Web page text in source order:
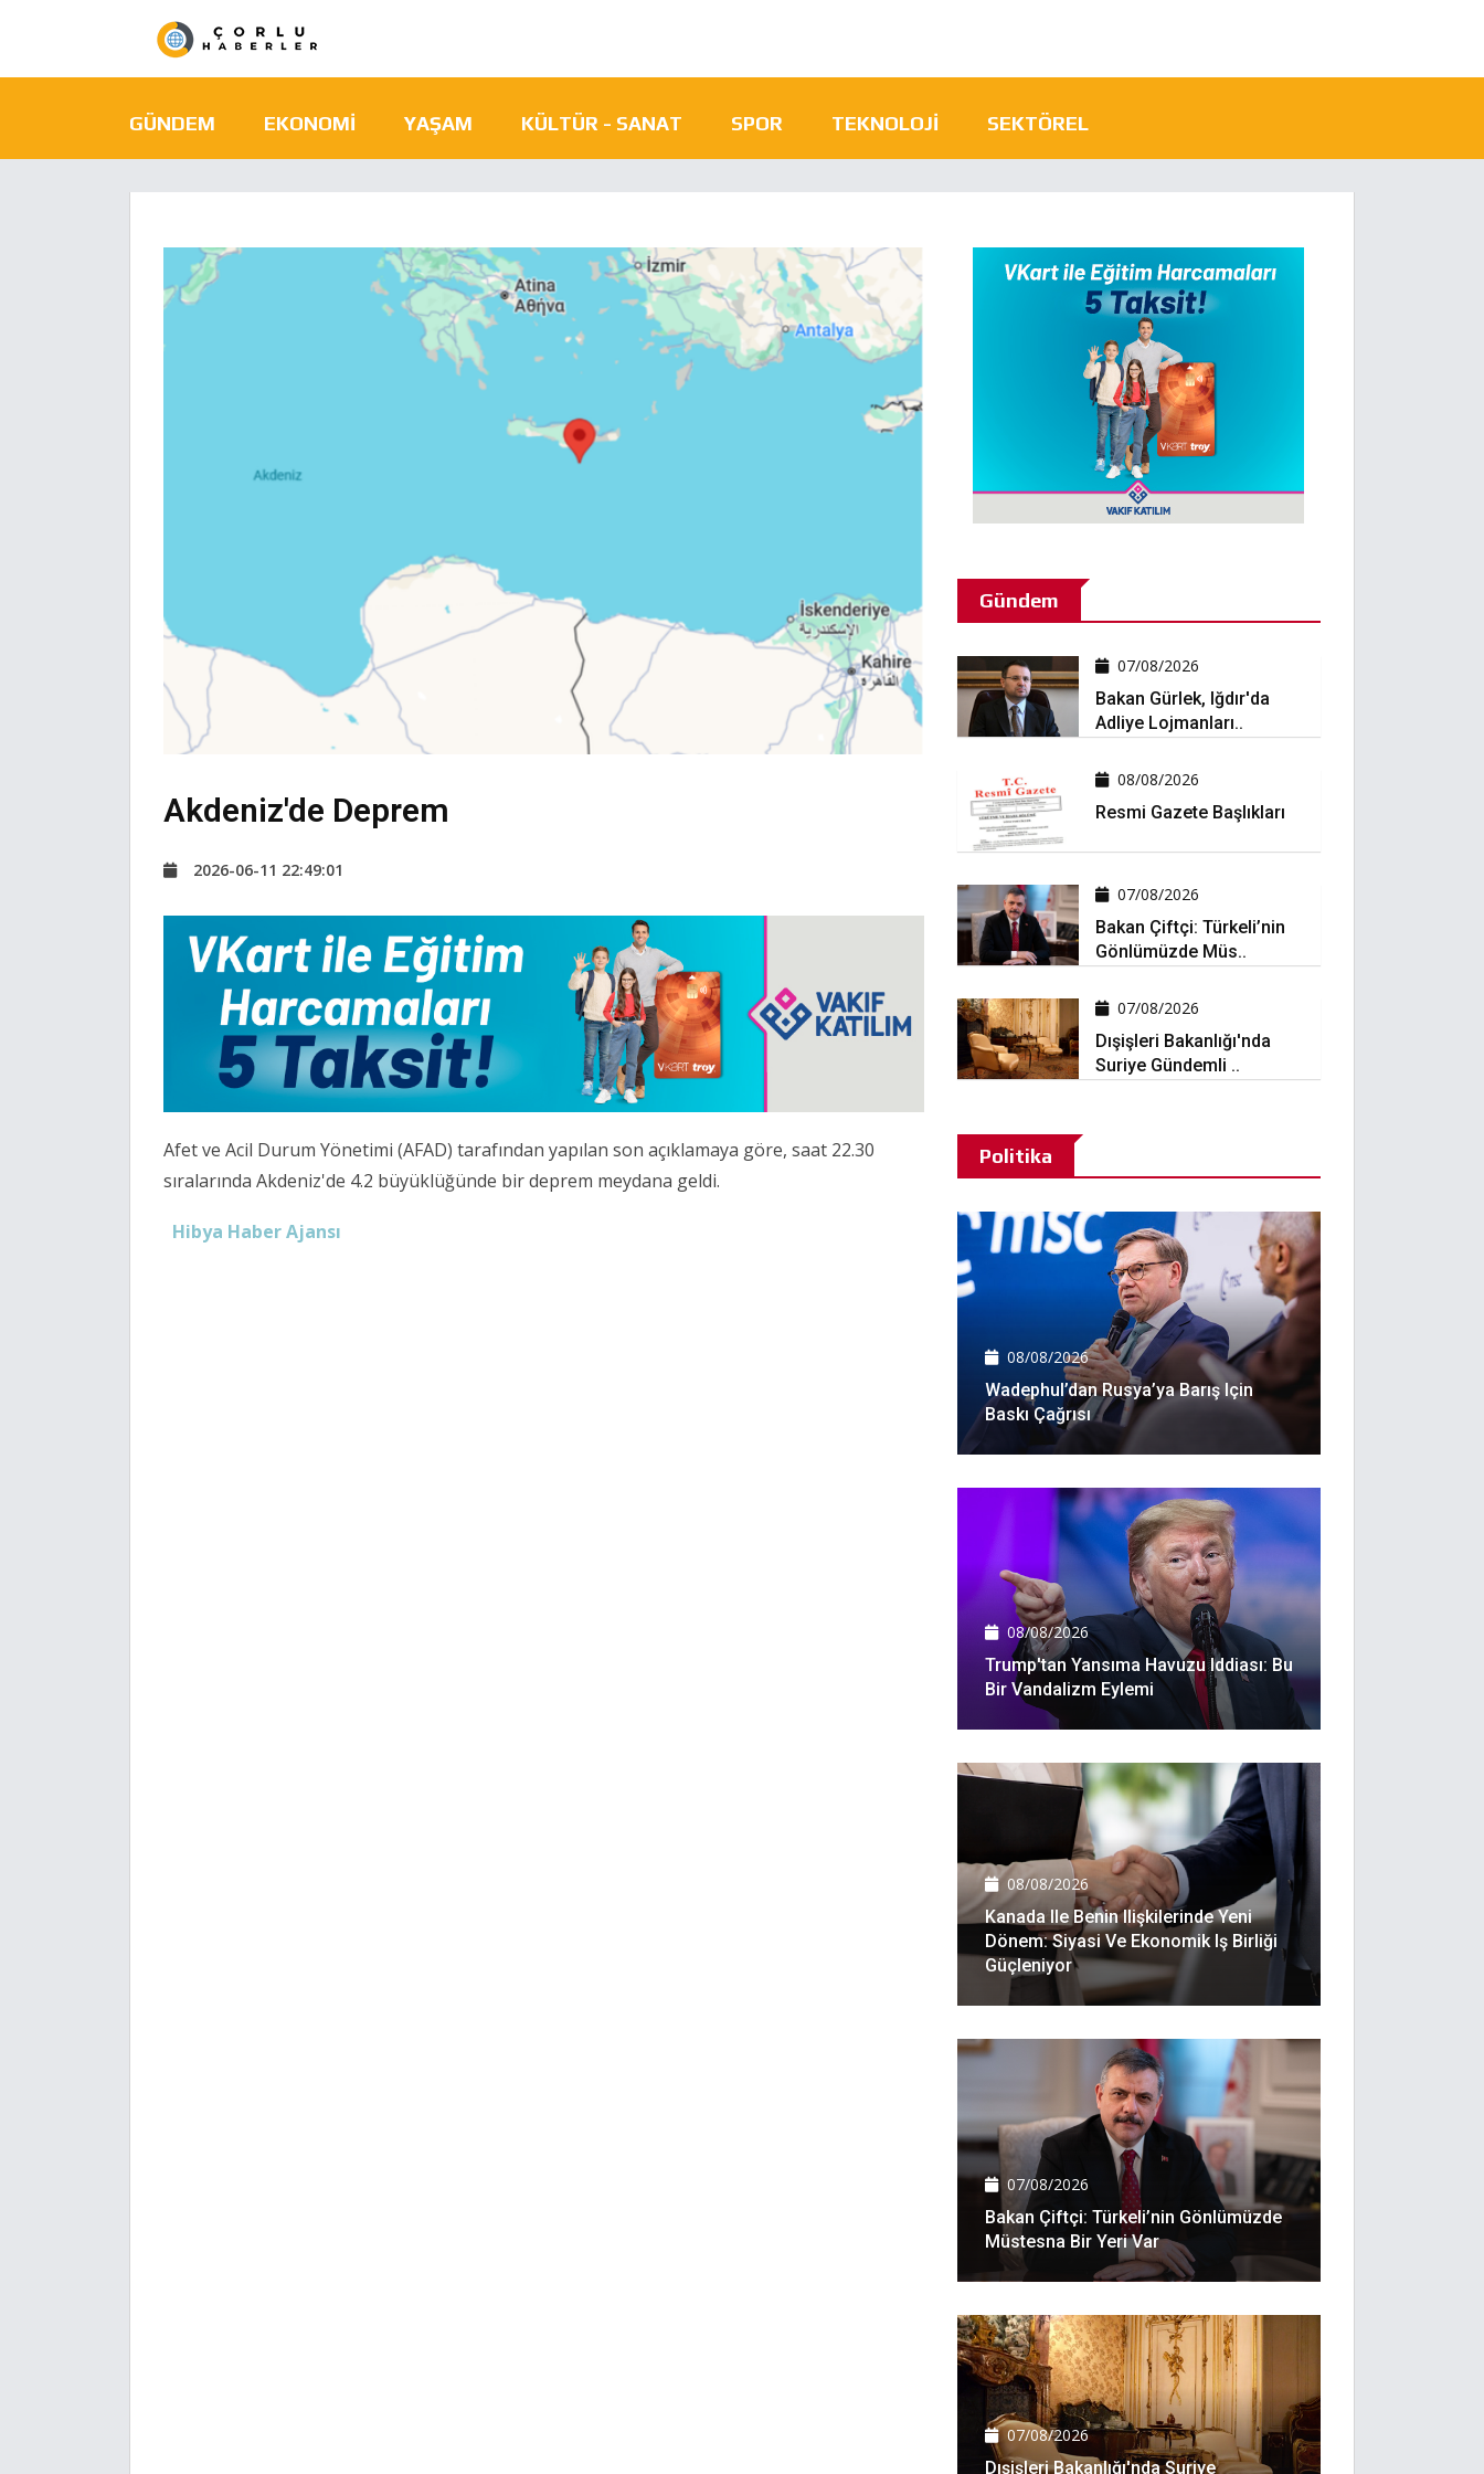
GÜNDEM EKONOMI YAŞAM KÜLTÜR - SANAT SPOR TEKNOLOJI SEKTÖREL
Akdeniz'de Deprem
2026-06-11 22:49:01
Afet ve Acil Durum Yönetimi (AFAD) tarafından yapılan son açıklamaya göre, saat 22.30
sıralarında Akdeniz'de 4.2 büyüklüğünde bir deprem meydana geldi.
Hibya Haber Ajansı
Gündem
07/08/2026
Bakan Gürlek, Iğdır'da
Adliye Lojmanları..
08/08/2026
Resmi Gazete Başlıkları
07/08/2026
Bakan Çiftçi: Türkeli’nin
Gönlümüzde Müs..
07/08/2026
Dışişleri Bakanlığı'nda
Suriye Gündemli ..
Politika
08/08/2026
Wadephul’dan Rusya’ya Barış Için
Baskı Çağrısı
08/08/2026
Trump'tan Yansıma Havuzu Iddiası: Bu
Bir Vandalizm Eylemi
08/08/2026
Kanada Ile Benin Ilişkilerinde Yeni
Dönem: Siyasi Ve Ekonomik Iş Birliği
Güçleniyor
07/08/2026
Bakan Çiftçi: Türkeli’nin Gönlümüzde
Müstesna Bir Yeri Var
07/08/2026
Dışişleri Bakanlığı'nda Suriye